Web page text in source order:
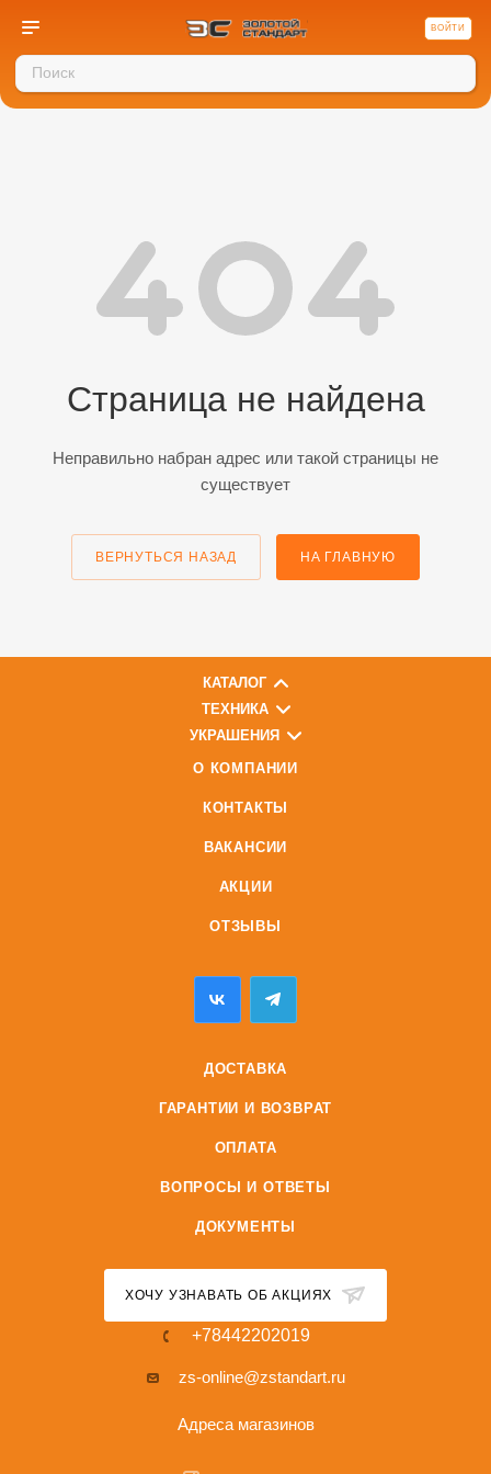
ВОЙТИ
Страница не найдена
Неправильно набран адрес или такой страницы не
существует
ВЕРНУТЬСЯ НАЗАД НА ГЛАВНУЮ
КАТАЛОГ
ТЕХНИКА
УКРАШЕНИЯ
О КОМПАНИИ
КОНТАКТЫ
ВАКАНСИИ
АКЦИИ
ОТЗЫВЫ
ДОСТАВКА
ГАРАНТИИ И ВОЗВРАТ
ОПЛАТА
ВОПРОСЫ И ОТВЕТЫ
ДОКУМЕНТЫ
ХОЧУ УЗНАВАТЬ ОБ АКЦИЯХ
+78442202019
zs-online@zstandart.ru
Адреса магазинов